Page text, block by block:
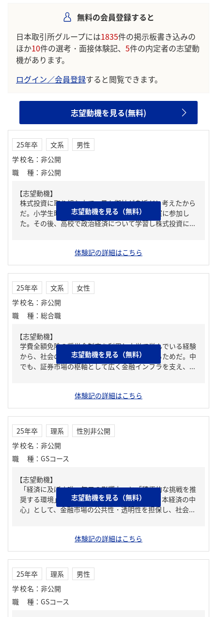
無料の会員登録すると
日本取引所グループには1835件の掲示板書き込みの
ほか10件の選考・面接体験記、 5件の内定者の志望動
機があります。
ログイン／会員登録すると閲覧できます。
志望動機を見る(無料)
25年卒 文系
男性
学校名 ： 非公開
職種 ： 非公開
【志望動機】
株式投資に取り組む中で、最も御社が身近だと考えたから
だ。小学生時代に、御社の主催する子ども教室に参加し
た。その後、高校で政治経済について学習し株式投資に...
体験記の詳細はこちら
志望動機を見る（無料）
25年卒 文系
女性
学校名 ： 非公開
職種 ： 総合職
【志望動機】
学費全額免除の奨学金制度を利用し大学で学んでいる経験
から、社会の金融面を支える仕事に興味があるためだ。中
でも、証券市場の枢軸として広く金融インフラを支え、...
体験記の詳細はこちら
志望動機を見る（無料）
25年卒 理系
性別非公開
学校名 ： 非公開
職種 ： GSコース
【志望動機】
「経済に及ぼす唯一無二の影響力」と「積極的な挑戦を推
奨する環境」を理由に貴社を志望します。「日本経済の中
心」として、金融市場の公共性・透明性を担保し、社会...
体験記の詳細はこちら
志望動機を見る（無料）
25年卒 理系
男性
学校名 ： 非公開
職種 ： GSコース